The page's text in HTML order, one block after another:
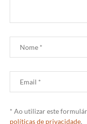
* Ao utilizar este
políticas de privacidade.